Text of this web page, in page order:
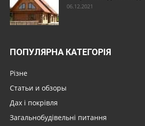
06.12.2021
ПОПУЛЯРНА КАТЕГОРІЯ
Різне
Статьи и обзоры
Дах і покрівля
Загальнобудівельні питання